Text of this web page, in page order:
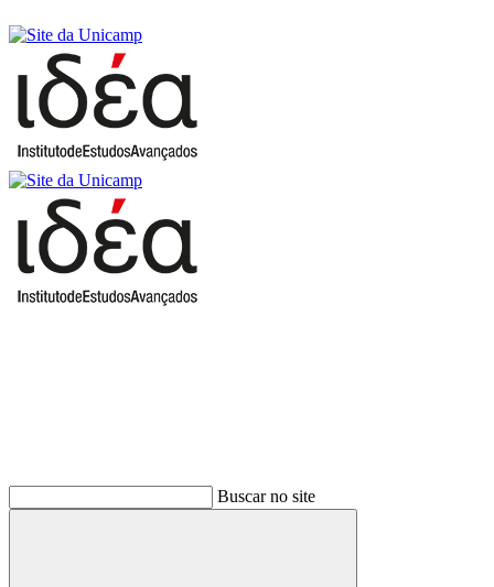
Buscar no site